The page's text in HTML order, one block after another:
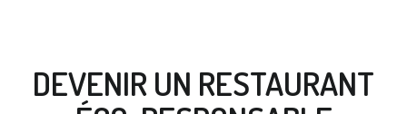
DEVENIR UN RESTAURANT